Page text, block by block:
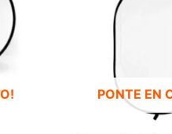
PONTE EN